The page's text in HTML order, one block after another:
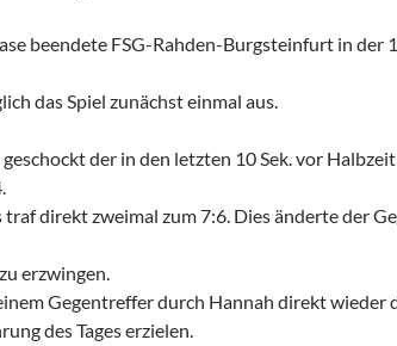
beendete FSG-Rahden-Burgsteinfurt in der
das Spiel zunächst einmal aus.
der in den letzten 10 Sek. vor
direkt zweimal zum 7:6. Dies änderte der
erzwingen.
Gegentreffer durch Hannah direkt wieder
des Tages erzielen.